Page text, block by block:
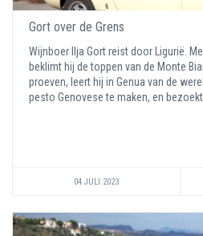
Gort over de Grens
Wijnboer Ilja Gort reist door Ligurië.
beklimt hij de toppen van de Monte
proeven, leert hij in Genua van de
pesto Genovese te maken, en bezoekt
04 JULI 2023